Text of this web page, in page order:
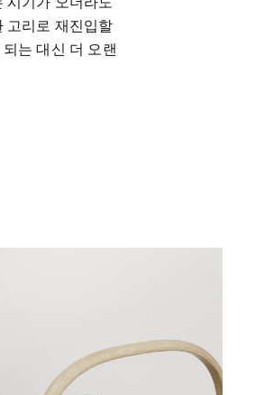
고리로 재진입할
는 대신 더 오랜